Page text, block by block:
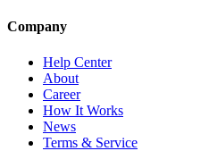
Company
Help Center
About
Career
How It Works
News
Terms & Service